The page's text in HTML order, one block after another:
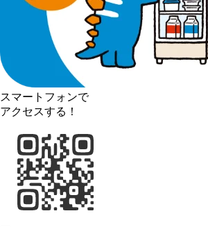
スマートフォンで
アクセスする！